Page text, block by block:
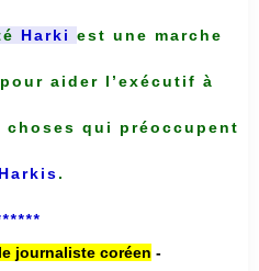
Harki est une marche
aider l’exécutif à
choses qui préoccupent
Harkis.
journaliste coréen -